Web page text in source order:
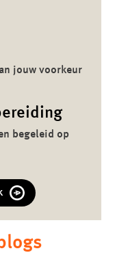
jouw voorkeur
begeleid op